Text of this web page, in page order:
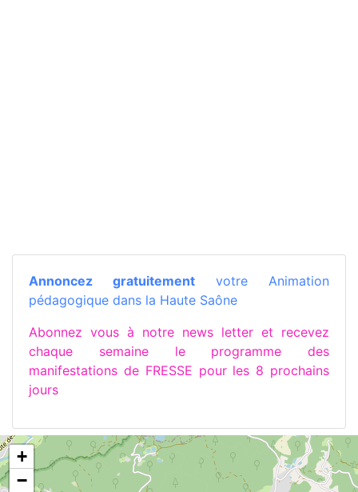
Annoncez gratuitement votre Animation
pédagogique dans la Haute Saône
Abonnez vous à notre news letter et recevez
chaque semaine le programme des
manifestations de FRESSE pour les 8 prochains
jours
+
−